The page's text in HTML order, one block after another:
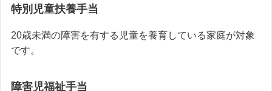
特別児童扶養手当
20歳未満の障害を有する児童を養育している家庭が対象
です。
障害児福祉手当